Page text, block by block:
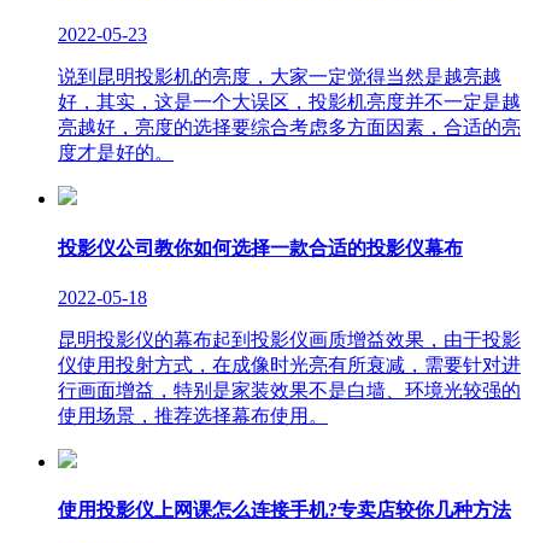
2022-05-23
说到昆明投影机的亮度，大家一定觉得当然是越亮越
好，其实，这是一个大误区，投影机亮度并不一定是越
亮越好，亮度的选择要综合考虑多方面因素，合适的亮
度才是好的。
投影仪公司教你如何选择一款合适的投影仪幕布
2022-05-18
昆明投影仪的幕布起到投影仪画质增益效果，由于投影
仪使用投射方式，在成像时光亮有所衰减，需要针对进
行画面增益，特别是家装效果不是白墙、环境光较强的
使用场景，推荐选择幕布使用。
使用投影仪上网课怎么连接手机?专卖店较你几种方法